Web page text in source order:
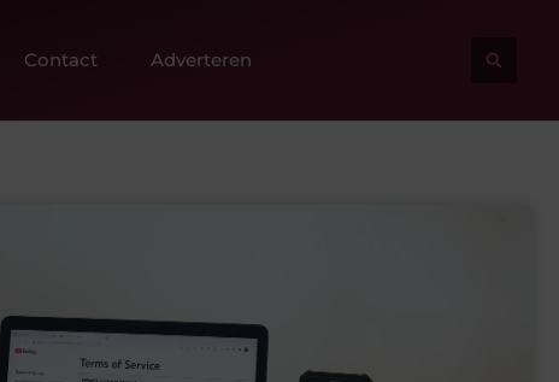
Contact Adverteren